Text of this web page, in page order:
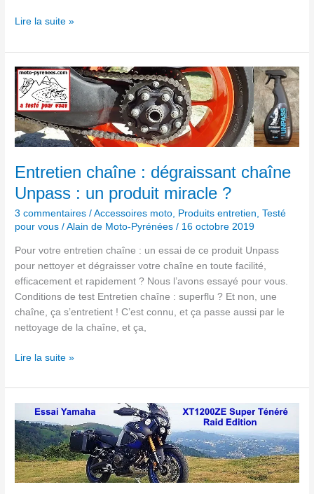
Lire la suite »
Entretien chaîne : dégraissant chaîne
Unpass : un produit miracle ?
3 commentaires /Accessoires moto, Produits entretien,Testé
pour vous /Alain de Moto-Pyrénées/ 16 octobre 2019
Pour votre entretien chaîne : un essai de ce produit Unpass
pour nettoyer et dégraisser votre chaîne en toute facilité,
efficacement et rapidement ? Nous l’avons essayé pour vous.
Conditions de test Entretien chaîne : superflu ? Et non, une
chaîne, ça s’entretient ! C’est connu, et ça passe aussi par le
nettoyage de la chaîne, et ça,
Entretien
chaîne
dégraissant
chaîne
Unpass :
un
produit
miracle
?
Lire la suite »
Essai
Ténéré :
Au
champ,
à
la